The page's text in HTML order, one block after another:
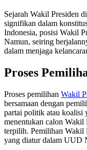
Sejarah Wakil Presiden
signifikan dalam
Indonesia, posisi Wakil
Namun, seiring
dalam menjaga
Proses
Proses pemilihan Wakil
bersamaan dengan
partai politik atau koalisi
menentukan calon Wakil
terpilih. Pemilihan Wakil
yang diatur dalam UUD